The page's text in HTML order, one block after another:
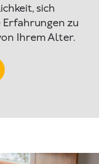
sich
Erfahrungen zu
Ihrem Alter.